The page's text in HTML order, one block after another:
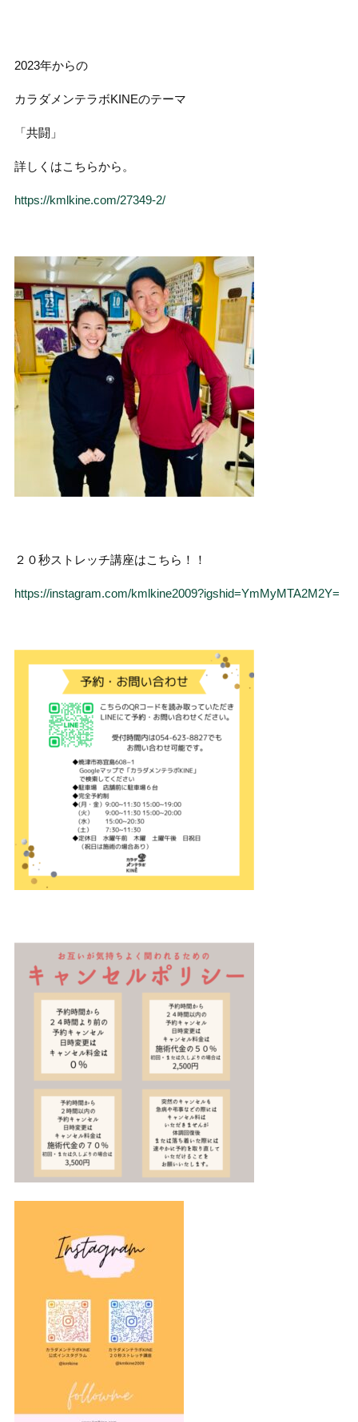
2023年からの
カラダメンテラボKINEのテーマ
「共闘」
詳しくはこちらから。
https://kmlkine.com/27349-2/
２０秒ストレッチ講座はこちら！！
https://instagram.com/kmlkine2009?igshid=YmMyMTA2M2Y=